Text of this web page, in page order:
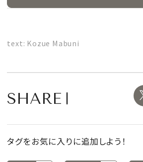
SPUR 2026 JULY
text: Kozue Mabuni
SHARE
タグをお気に入りに追加しよう！